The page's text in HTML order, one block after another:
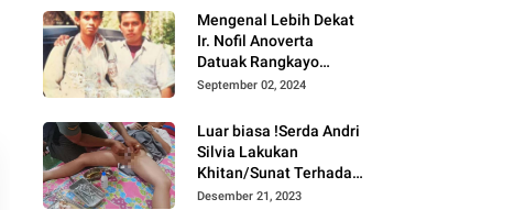
Mengenal Lebih Dekat
Ir. Nofil Anoverta
Datuak Rangkayo
Batuah Cawako
September 02, 2024
Luar biasa !Serda Andri
Silvia Lakukan
Khitan/Sunat Terhadap
Anak Warga Binaannya
Desember 21, 2023